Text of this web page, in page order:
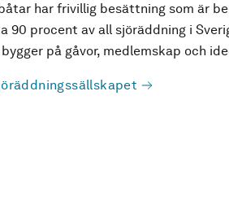
har frivillig besättning som är
90 procent av all sjöräddning i
på gåvor, medlemskap och